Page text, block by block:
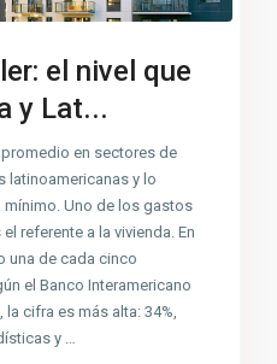
el nivel que
y Lat...
en sectores de
latinoamericanas y lo
Uno de los gastos
referente a la vivienda. En
una de cada cinco
el Banco Interamericano
cifra es más alta: 34%,
y …